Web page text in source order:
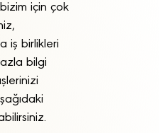
için çok
iş birlikleri
bilgi